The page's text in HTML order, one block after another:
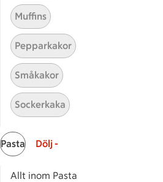
Relaterade kategorier
Stekt gnocchi
Mozzarella gnocchi
Muffins
Pepparkakor
Småkakor
Sockerkaka
Pasta Dölj -
Allt inom Pasta